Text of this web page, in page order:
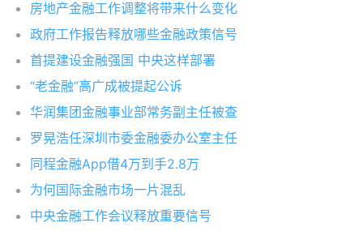
房地产金融工作调整将带来什么变化
政府工作报告释放哪些金融政策信号
首提建设金融强国 中央这样部署
“老金融”高广成被提起公诉
华润集团金融事业部常务副主任被查
罗晃浩任深圳市委金融委办公室主任
同程金融App借4万到手2.8万
为何国际金融市场一片混乱
中央金融工作会议释放重要信号